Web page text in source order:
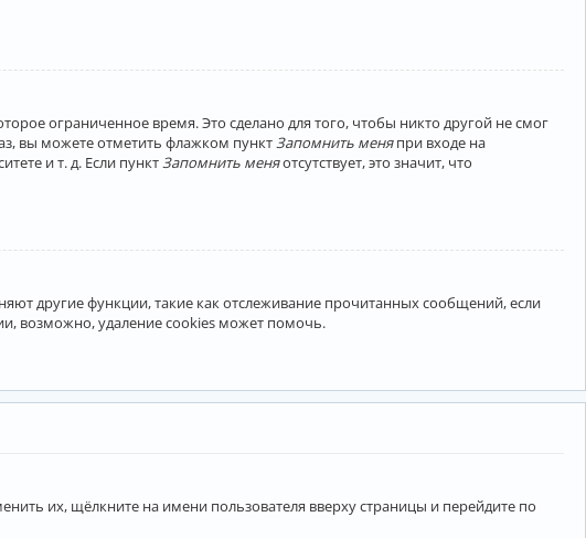
ограниченное время. Это сделано для того, чтобы никто другой не смог
вы можете отметить флажком пункт Запомнить меняпри входе на
и т. д. Если пункт Запомнить меняотсутствует, это значит, что
другие функции, такие как отслеживание прочитанных сообщений, если
возможно, удаление cookies может помочь.
их, щёлкните на имени пользователя вверху страницы и перейдите по